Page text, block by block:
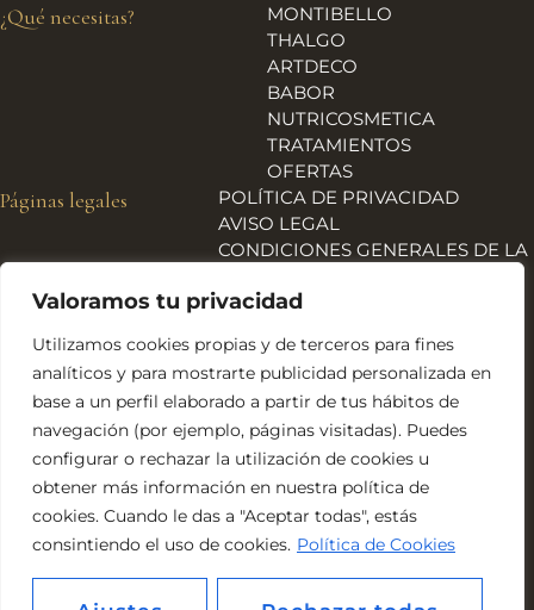
Valoramos tu privacidad
Utilizamos cookies propias y de terceros para fines
analíticos y para mostrarte publicidad personalizada en
base a un perfil elaborado a partir de tus hábitos de
navegación (por ejemplo, páginas visitadas). Puedes
configurar o rechazar la utilización de cookies u
obtener más información en nuestra política de
cookies. Cuando le das a "Aceptar todas", estás
consintiendo el uso de cookies. Política de Cookies
¿Qué necesitas?
MONTIBELLO
THALGO
ARTDECO
BABOR
NUTRICOSMETICA
TRATAMIENTOS
OFERTAS
Páginas legales
POLÍTICA DE PRIVACIDAD
AVISO LEGAL
CONDICIONES GENERALES DE LA
ENVÍOS, DEVOLUCIONES Y
POLÍTICA DE COOKIES
DECLARACIÓN DE
ACCESIBILIDAD
Financiado por la Unión Europea – NextGeneration EU